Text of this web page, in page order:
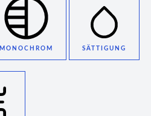
MONOCHROM SÄTTIGUNG